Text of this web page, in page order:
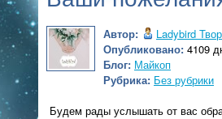
Автор:
Ladybird
Опубликовано: 4109
Блог: Майкоп
Рубрика: Без рубрики
Будем рады услышать от вас